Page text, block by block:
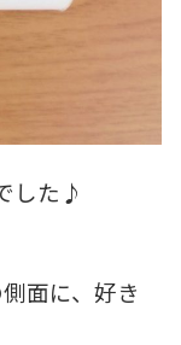
した♪
面に、好き